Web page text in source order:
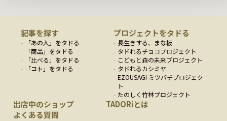
記事を探す
「あの人 」をタドる
「商品」をタドる
「比べる 」をタドる
「コト 」をタドる
プロジェクトをタドる
長生きする、まな板
タドれるチョコプロジェクト
こどもと森の未来プロジェクト
タドれるカシミヤ
EZOUSAGI ミツバチプロジェク
ト
たのしく竹林プロジェクト
出店中のショップ
TADORiとは
よくある質問